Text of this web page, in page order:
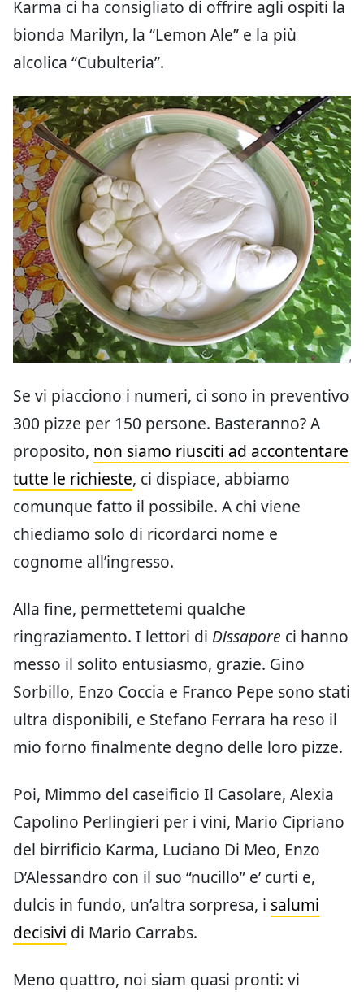
Karma ci ha consigliato di offrire agli ospiti la
bionda Marilyn, la “Lemon Ale” e la più
alcolica “Cubulteria”.
Se vi piacciono i numeri, ci sono in preventivo
300 pizze per 150 persone. Basteranno? A
proposito, non siamo riusciti ad accontentare
tutte le richieste, ci dispiace, abbiamo
comunque fatto il possibile. A chi viene
chiediamo solo di ricordarci nome e
cognome all’ingresso.
Alla fine, permettetemi qualche
ringraziamento. I lettori di Dissapore ci hanno
messo il solito entusiasmo, grazie. Gino
Sorbillo, Enzo Coccia e Franco Pepe sono stati
ultra disponibili, e Stefano Ferrara ha reso il
mio forno finalmente degno delle loro pizze.
Poi, Mimmo del caseificio Il Casolare, Alexia
Capolino Perlingieri per i vini, Mario Cipriano
del birrificio Karma, Luciano Di Meo, Enzo
D’Alessandro con il suo “nucillo” e’ curti e,
dulcis in fundo, un’altra sorpresa, i salumi
decisivi di Mario Carrabs.
Meno quattro, noi siam quasi pronti: vi